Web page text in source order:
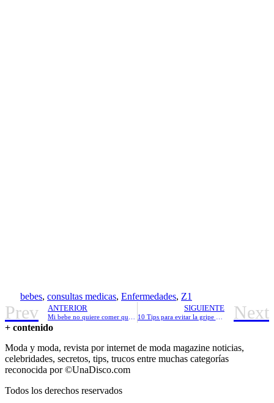
bebes, consultas medicas, Enfermedades, Z1
Prev ANTERIOR SIGUIENTE Next
+ contenido
Moda y moda, revista por internet de moda magazine noticias,
celebridades, secretos, tips, trucos entre muchas categorías
reconocida por ©UnaDisco.com
Todos los derechos reservados